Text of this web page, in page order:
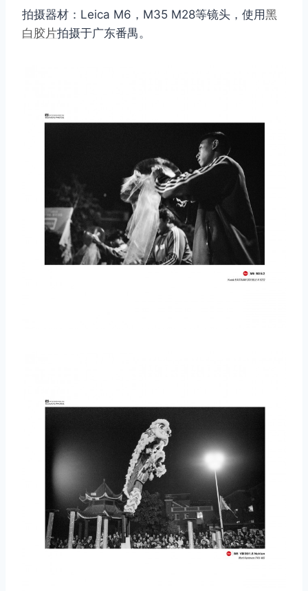
拍摄器材：Leica M6，M35 M28等镜头，使用黑
白胶片拍摄于广东番禺。